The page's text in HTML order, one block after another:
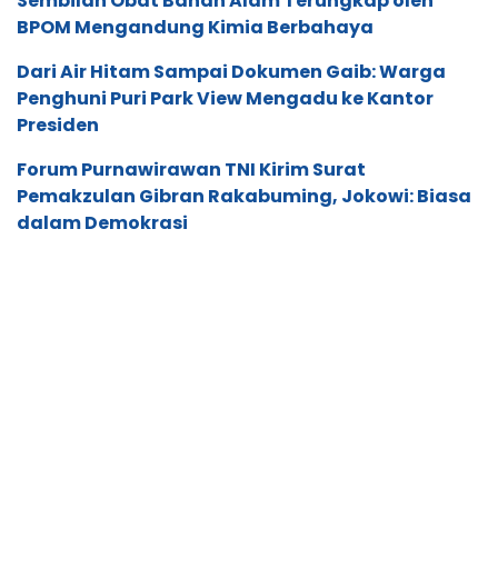
Forum Purnawirawan TNI Kirim Surat
Pemakzulan Gibran Rakabuming, Jokowi: Biasa
dalam Demokrasi